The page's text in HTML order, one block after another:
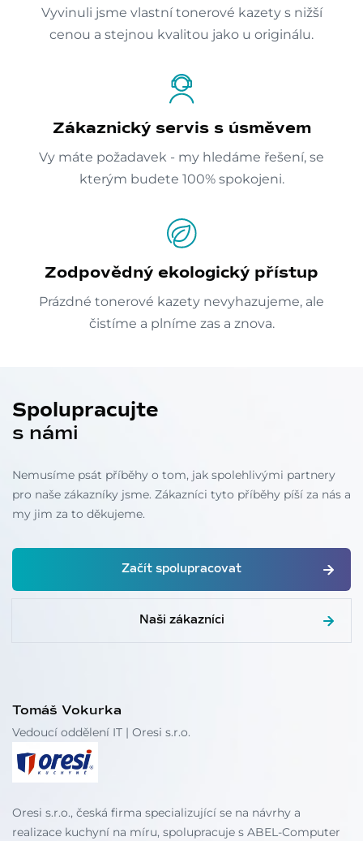
Vyvinuli jsme vlastní tonerové kazety s nižší
cenou a stejnou kvalitou jako u originálu.
Zákaznický servis s úsměvem
Vy máte požadavek - my hledáme řešení, se
kterým budete 100% spokojeni.
Zodpovědný ekologický přístup
Prázdné tonerové kazety nevyhazujeme, ale
čistíme a plníme zas a znova.
Spolupracujte
s námi
Nemusíme psát příběhy o tom, jak spolehlivými partnery
pro naše zákazníky jsme. Zákazníci tyto příběhy píší za nás a
my jim za to děkujeme.
Začít spolupracovat
Naši zákazníci
Tomáš Vokurka
Vedoucí oddělení IT | Oresi s.r.o.
Oresi s.r.o., česká firma specializující se na návrhy a
realizace kuchyní na míru, spolupracuje s ABEL-Computer